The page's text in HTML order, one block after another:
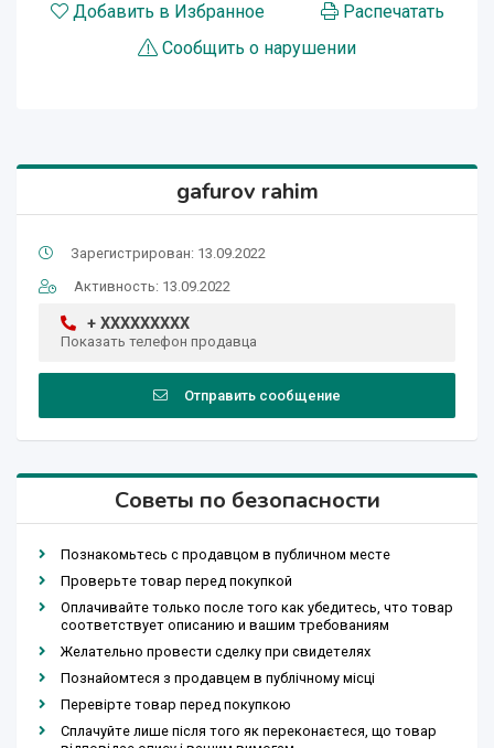
Добавить в Избранное
Распечатать
Сообщить о нарушении
gafurov rahim
Зарегистрирован: 13.09.2022
Активность: 13.09.2022
+ XXXXXXXXX
Показать телефон продавца
Отправить сообщение
Советы по безопасности
Познакомьтесь с продавцом в публичном месте
Проверьте товар перед покупкой
Оплачивайте только после того как убедитесь, что товар
соответствует описанию и вашим требованиям
Желательно провести сделку при свидетелях
Познайомтеся з продавцем в публічному місці
Перевірте товар перед покупкою
Сплачуйте лише після того як переконаєтеся, що товар